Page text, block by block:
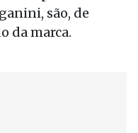
são, de
da marca.